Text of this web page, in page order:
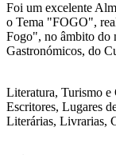
Foi um excelente
o Tema "FOGO",
Fogo", no âmbito do
Gastronómicos, do
Literatura, Turismo e
Escritores, Lugares
Literárias, Livrarias,